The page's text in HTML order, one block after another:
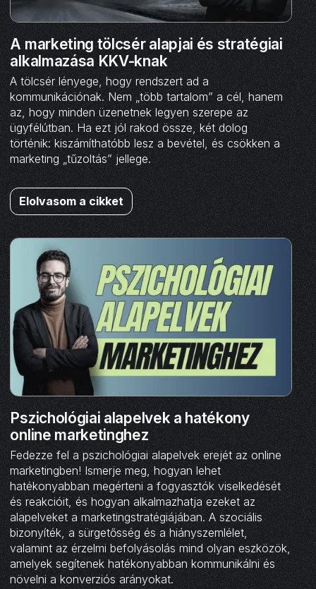
A marketing tölcsér alapjai és stratégiai
alkalmazása KKV-knak
A tölcsér lényege, hogy rendszert ad a
kommunikációnak. Nem „több tartalom” a cél, hanem
az, hogy minden üzenetnek legyen szerepe az
ügyfélútban. Ha ezt jól rakod össze, két dolog
történik: kiszámíthatóbb lesz a bevétel, és csökken a
marketing „tűzoltás” jellege.
Elolvasom a cikket
Pszichológiai alapelvek a hatékony
online marketinghez
Fedezze fel a pszichológiai alapelvek erejét az online
marketingben! Ismerje meg, hogyan lehet
hatékonyabban megérteni a fogyasztók viselkedését
és reakcióit, és hogyan alkalmazhatja ezeket az
alapelveket a marketingstratégiájában. A szociális
bizonyíték, a sürgetősség és a hiányszemlélet,
valamint az érzelmi befolyásolás mind olyan eszközök,
amelyek segítenek hatékonyabban kommunikálni és
növelni a konverziós arányokat.